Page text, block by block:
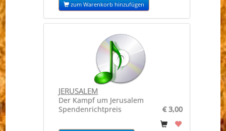
zum Warenkorb hinzufügen
JERUSALEM
Der Kampf um Jerusalem
Spendenrichtpreis
€ 3,00